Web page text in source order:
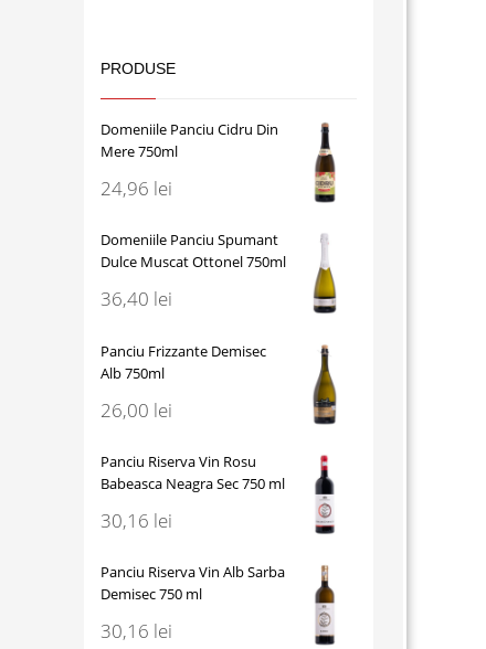
PRODUSE
Domeniile Panciu Cidru Din
Mere 750ml
24,96 lei
Domeniile Panciu Spumant
Dulce Muscat Ottonel 750ml
36,40 lei
Panciu Frizzante Demisec
Alb 750ml
26,00 lei
Panciu Riserva Vin Rosu
Babeasca Neagra Sec 750 ml
30,16 lei
Panciu Riserva Vin Alb Sarba
Demisec 750 ml
30,16 lei